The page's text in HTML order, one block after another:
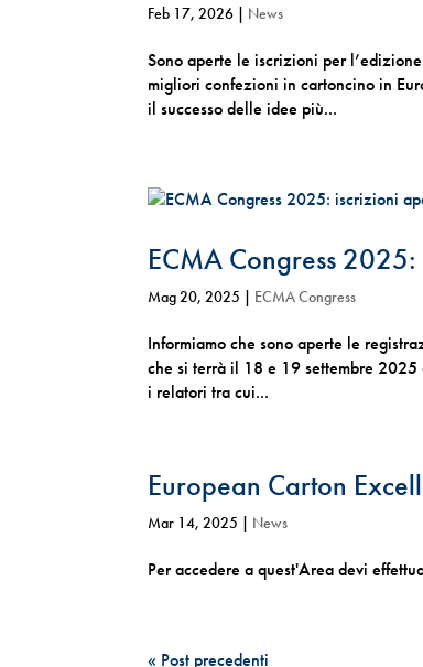
Feb 17, 2026 | News
Sono aperte le iscrizioni per
migliori confezioni in cartoncino in
il successo delle idee più...
ECMA Congress
Mag 20, 2025 | ECMA Congress
Informiamo che sono aperte le
che si terrà il 18 e 19 settembre 2025
i relatori tra cui...
European Carton
Mar 14, 2025 | News
Per accedere a quest'Area devi
« Post precedenti